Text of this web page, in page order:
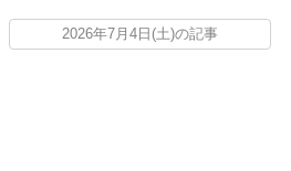
2026年7月4日(土)の記事